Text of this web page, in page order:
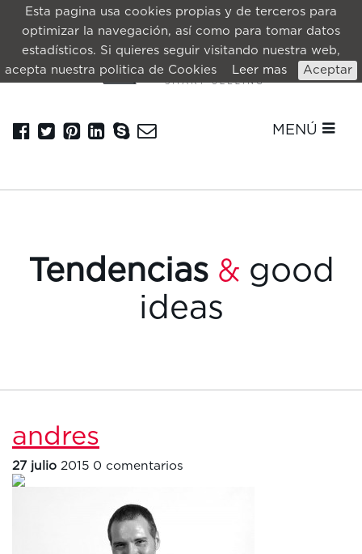
Esta pagina usa cookies propias y de terceros para
optimizar la navegación, así como para tomar datos
estadísticos. Si quieres seguir visitando nuestra web,
acepta nuestra politica de Cookies
Leer mas Aceptar
MENÚ
Tendencias &good
ideas
andres
27 julio 2015 0 comentarios